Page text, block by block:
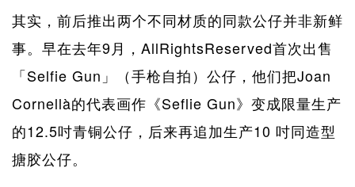
其实，前后推出两个不同材质的同款公仔并非新鲜
事。早在去年9月，AllRightsReserved首次出售
「Selfie Gun」（手枪自拍）公仔，他们把Joan
Cornellà的代表画作《Seflie Gun》变成限量生产
的12.5吋青铜公仔，后来再追加生产10 吋同造型
搪胶公仔。